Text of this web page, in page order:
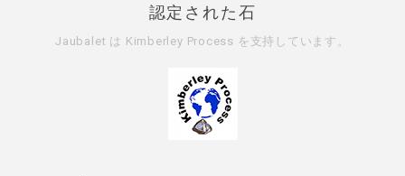
認定された石
Jaubalet は Kimberley Process を支持しています。